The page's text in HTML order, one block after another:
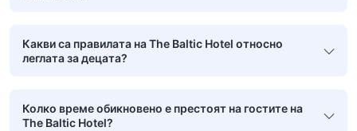
Какви са правилата на The Baltic Hotel относно
леглата за децата?
Колко време обикновено е престоят на гостите на
The Baltic Hotel?